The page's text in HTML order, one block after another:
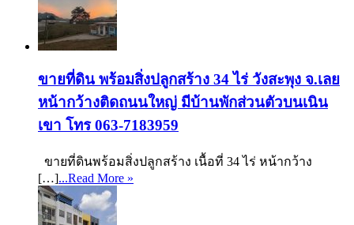
ขายที่ดิน พร้อมสิ่งปลูกสร้าง 34 ไร่ วังสะพุง จ.เลย
หน้ากว้างติดถนนใหญ่ มีบ้านพักส่วนตัวบนเนิน
เขา โทร 063-7183959
ขายที่ดินพร้อมสิ่งปลูกสร้าง เนื้อที่ 34 ไร่ หน้ากว้าง
[…]...Read More »